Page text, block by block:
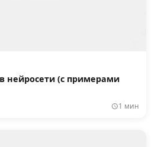
нейросети (с примерами
1 мин